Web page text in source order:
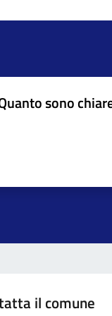
sono
il comune